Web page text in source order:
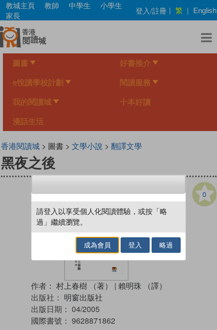
Skip
main
content
教城主頁 教師 中學生
小學生
家長
登入/註冊 | 繁 | English
圖書 好書推介
e悅讀學校計劃 閱讀服務
我的閱讀城 十本好讀
漫話生活
香港閱讀城> 圖書 > 文學小說 > 翻譯文學
黑夜之後
0
作者： 村上春樹 （著） | 賴明珠 （譯）
出版社： 明窗出版社
出版日期： 04/2005
國際書號： 9628871862
請登入以享受個人化閱讀體驗，或按「略
過」繼續瀏覽。
成為會員 登入 略過